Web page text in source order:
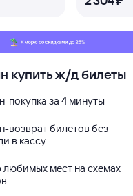
купить ж/д билеты
покупка за 4 минуты
возврат билетов без
в кассу
мест на схемах